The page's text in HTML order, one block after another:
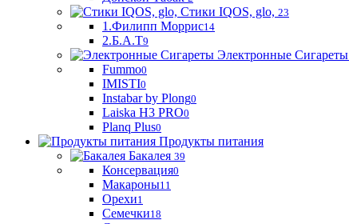
Стики IQOS, glo, 23
1.Филипп Моррис14
2.Б.А.Т9
Электронные Сигареты
Fummo0
IMISTI0
Instabar by Plong0
Laiska H3 PRO0
Planq Plus0
Продукты питания
Бакалея 39
Консервация0
Макароны11
Орехи1
Семечки18